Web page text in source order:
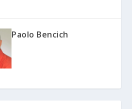
Paolo Bencich